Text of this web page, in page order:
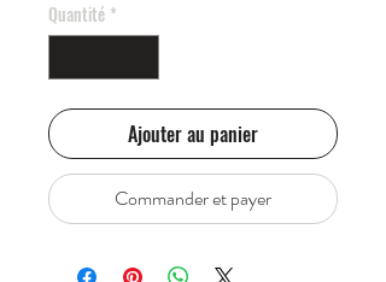
Quantité *
Ajouter au panier
Commander et payer